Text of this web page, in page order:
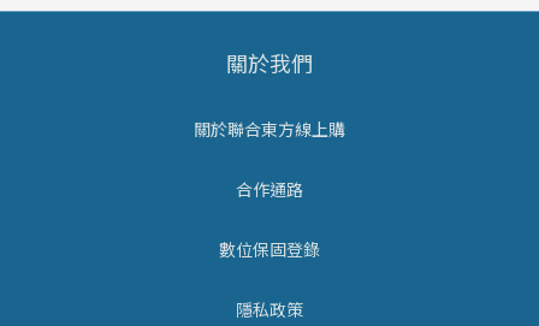
關於我們
關於聯合東方線上購
合作通路
數位保固登錄
隱私政策